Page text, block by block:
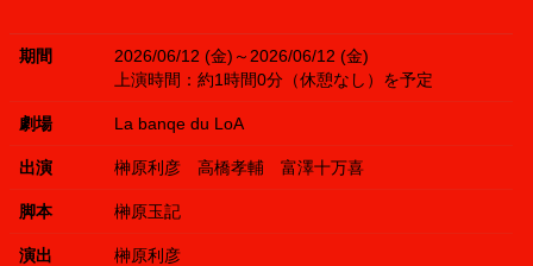
期間
2026/06/12 (金)～2026/06/12 (金)
上演時間：約1時間0分（休憩なし）を予定
劇場 La banqe du LoA
出演 榊原利彦 高橋孝輔 富澤十万喜
脚本 榊原玉記
演出 榊原利彦